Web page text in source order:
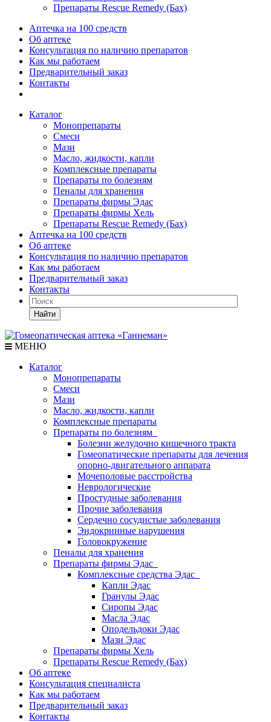
Препараты Rescue Remedy (Бах)
Аптечка на 100 средств
Об аптеке
Консультация по наличию препаратов
Как мы работаем
Предварительный заказ
Контакты
Каталог
Монопрепараты
Смеси
Мази
Масло, жидкости, капли
Комплексные препараты
Препараты по болезням
Пеналы для хранения
Препараты фирмы Эдас
Препараты фирмы Хель
Препараты Rescue Remedy (Бах)
Аптечка на 100 средств
Об аптеке
Консультация по наличию препаратов
Как мы работаем
Предварительный заказ
Контакты
Найти
МЕНЮ
Каталог
Монопрепараты
Смеси
Мази
Масло, жидкости, капли
Комплексные препараты
Препараты по болезням
Болезни желудочно кишечного тракта
Гомеопатические препараты для лечения
опорно-двигательного аппарата
Мочеполовые расстройства
Неврологические
Простудные заболевания
Прочие заболевания
Сердечно сосудистые заболевания
Эндокринные нарушения
Головокружение
Пеналы для хранения
Препараты фирмы Эдас
Комплексные средства Эдас
Капли Эдас
Гранулы Эдас
Сиропы Эдас
Масла Эдас
Оподельдоки Эдас
Мази Эдас
Препараты фирмы Хель
Препараты Rescue Remedy (Бах)
Об аптеке
Консультация специалиста
Как мы работаем
Предварительный заказ
Контакты